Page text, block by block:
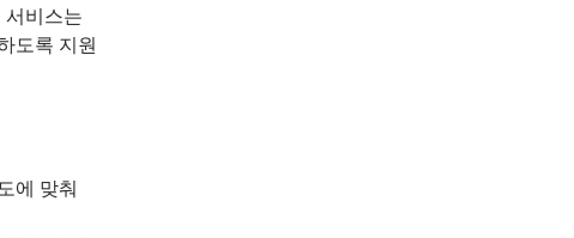
서비스는
도록 지원
에 맞춰